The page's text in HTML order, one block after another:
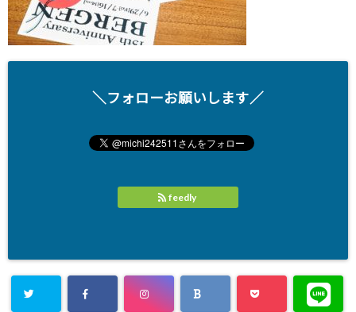
＼フォローお願いします／
feedly